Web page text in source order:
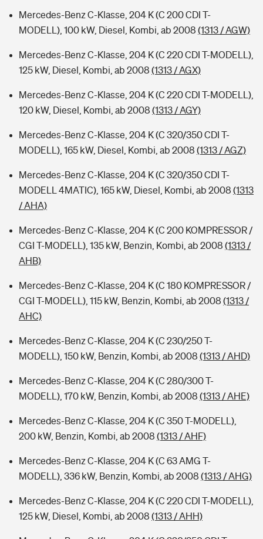
Mercedes-Benz C-Klasse, 204 K (C 200 CDI T-
MODELL), 100 kW, Diesel, Kombi, ab 2008 (1313 / AGW)
Mercedes-Benz C-Klasse, 204 K (C 220 CDI T-MODELL),
125 kW, Diesel, Kombi, ab 2008 (1313 / AGX)
Mercedes-Benz C-Klasse, 204 K (C 220 CDI T-MODELL),
120 kW, Diesel, Kombi, ab 2008 (1313 / AGY)
Mercedes-Benz C-Klasse, 204 K (C 320/350 CDI T-
MODELL), 165 kW, Diesel, Kombi, ab 2008 (1313 / AGZ)
Mercedes-Benz C-Klasse, 204 K (C 320/350 CDI T-
MODELL 4MATIC), 165 kW, Diesel, Kombi, ab 2008 (1313
/ AHA)
Mercedes-Benz C-Klasse, 204 K (C 200 KOMPRESSOR /
CGI T-MODELL), 135 kW, Benzin, Kombi, ab 2008 (1313 /
AHB)
Mercedes-Benz C-Klasse, 204 K (C 180 KOMPRESSOR /
CGI T-MODELL), 115 kW, Benzin, Kombi, ab 2008 (1313 /
AHC)
Mercedes-Benz C-Klasse, 204 K (C 230/250 T-
MODELL), 150 kW, Benzin, Kombi, ab 2008 (1313 / AHD)
Mercedes-Benz C-Klasse, 204 K (C 280/300 T-
MODELL), 170 kW, Benzin, Kombi, ab 2008 (1313 / AHE)
Mercedes-Benz C-Klasse, 204 K (C 350 T-MODELL),
200 kW, Benzin, Kombi, ab 2008 (1313 / AHF)
Mercedes-Benz C-Klasse, 204 K (C 63 AMG T-
MODELL), 336 kW, Benzin, Kombi, ab 2008 (1313 / AHG)
Mercedes-Benz C-Klasse, 204 K (C 220 CDI T-MODELL),
125 kW, Diesel, Kombi, ab 2008 (1313 / AHH)